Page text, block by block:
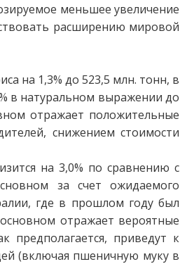
меньшее увеличение
расширению мировой
на 1,3% до 523,5 млн. тонн, в
в натуральном выражении до
отражает положительные
снижением стоимости
на 3,0% по сравнению с
за счет ожидаемого
где в прошлом году был
отражает вероятные
предполагается, приведут к
(включая пшеничную муку в